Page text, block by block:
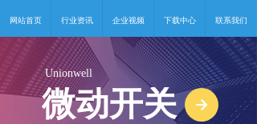
网站首页 行业资讯 企业视频 下载中心 联系我们
微动开关
Unionwell
녒